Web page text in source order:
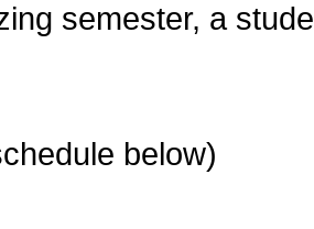
semester, a
below)